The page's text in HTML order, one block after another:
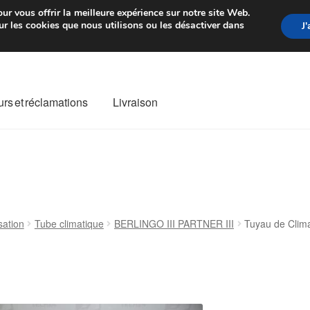
de 7 EUR Du lundi au
et réclamations Livraison
Tube climatique BERLINGO III PARTNER III
Tuyau de
vous offrir la meilleure expérience sur notre site Web.
les cookies que nous utilisons ou les désactiver dans